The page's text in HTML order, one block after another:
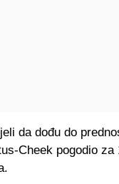
da dođu do
Cheek pogodio za